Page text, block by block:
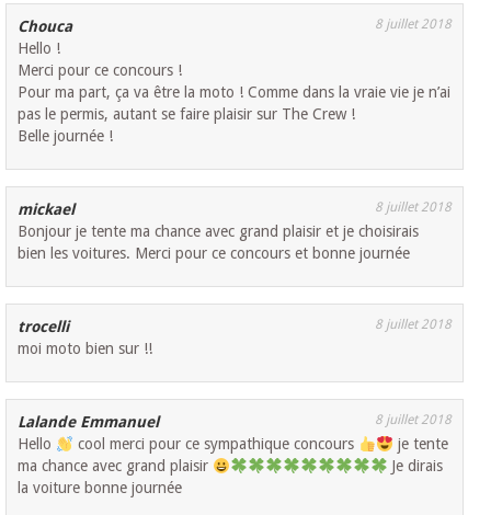
Chouca 8 juillet 2018
Hello !
Merci pour ce concours !
Pour ma part, ça va être la moto ! Comme dans la vraie vie je n’ai
pas le permis, autant se faire plaisir sur The Crew !
Belle journée !
mickael 8 juillet 2018
Bonjour je tente ma chance avec grand plaisir et je choisirais
bien les voitures. Merci pour ce concours et bonne journée
trocelli 8 juillet 2018
moi moto bien sur !!
Lalande Emmanuel 8 juillet 2018
Hello cool merci pour ce sympathique concours
je tente
ma chance avec grand plaisir
Je dirais
la voiture bonne journée